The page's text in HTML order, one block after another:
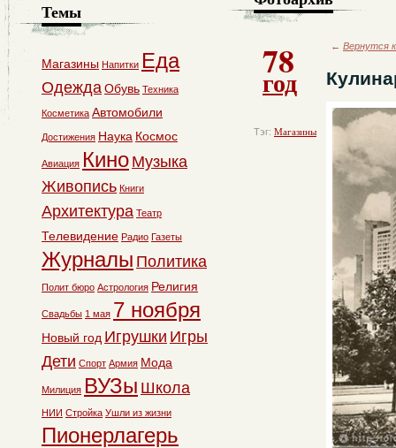
78
год
Тэг: Магазины
← Вернутся
Темы
Магазины Напитки Еда
ОдеждаОбувь Техника
Косметика Автомобили
Достижения Наука Космос
Авиация Кино Музыка
Живопись Книги
Архитектура Театр
Телевидение Радио Газеты
Журналы Политика
Полит бюро Астрология Религия
Свадьбы 1 мая 7 ноября
Новый год Игрушки Игры
Дети Спорт Армия Мода
Милиция ВУЗы Школа
НИИ Стройка Ушли из жизни
Пионерлагерь